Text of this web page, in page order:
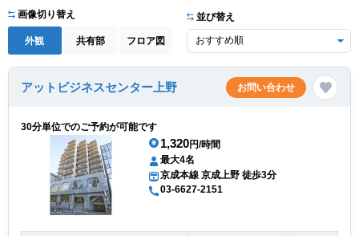
画像切り替え
外観 共有部 フロア図
並び替え
アットビジネスセンター上野 お問い合わせ
30分単位でのご予約が可能です
1,320円/時間
最大4名
京成本線 京成上野 徒歩3分
03-6627-2151